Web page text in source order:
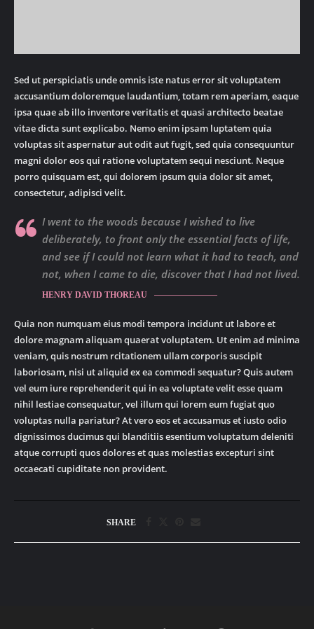
Sed ut perspiciatis unde omnis iste natus error sit voluptatem
accusantium doloremque laudantium, totam rem aperiam, eaque
ipsa quae ab illo inventore veritatis et quasi architecto beatae
vitae dicta sunt explicabo. Nemo enim ipsam luptatem quia
voluptas sit aspernatur aut odit aut fugit, sed quia consequuntur
magni dolor eos qui ratione voluptatem sequi nesciunt. Neque
porro quisquam est, qui dolorem ipsum quia dolor sit amet,
consectetur, adipisci velit.
I went to the woods because I wished to live
deliberately, to front only the essential facts of life,
and see if I could not learn what it had to teach, and
not, when I came to die, discover that I had not lived.
HENRY DAVID THOREAU
Quia non numquam eius modi tempora incidunt ut labore et
dolore magnam aliquam quaerat voluptatem. Ut enim ad minima
veniam, quis nostrum rcitationem ullam corporis suscipit
laboriosam, nisi ut aliquid ex ea commodi sequatur? Quis autem
vel eum iure reprehenderit qui in ea voluptate velit esse quam
nihil lestiae consequatur, vel illum qui lorem eum fugiat quo
voluptas nulla pariatur? At vero eos et accusamus et iusto odio
dignissimos ducimus qui blanditiis esentium voluptatum deleniti
atque corrupti quos dolores et quas molestias excepturi sint
occaecati cupiditate non provident.
SHARE